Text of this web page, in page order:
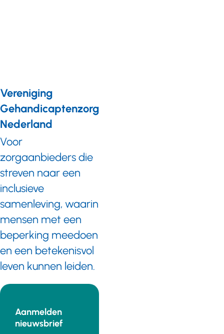
Vereniging
Gehandicaptenzorg
Nederland
Voor
zorgaanbieders die
streven naar een
inclusieve
samenleving, waarin
mensen met een
beperking meedoen
en een betekenisvol
leven kunnen leiden.
Aanmelden
nieuwsbrief